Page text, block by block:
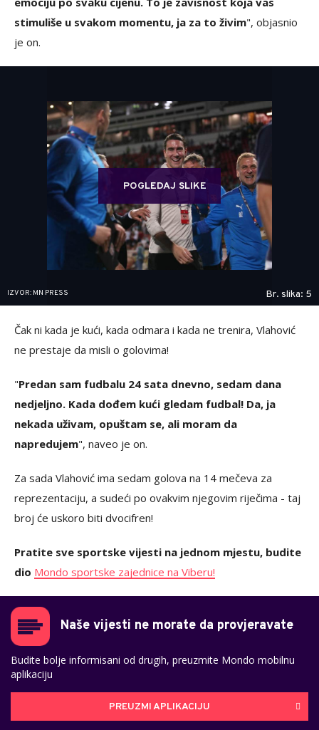
stimuliše u svakom momentu, ja za to živim", objasnio
je on.
POGLEDAJ SLIKE
IZVOR: MN PRESS Br. slika: 5
Čak ni kada je kući, kada odmara i kada ne trenira, Vlahović
ne prestaje da misli o golovima!
"Predan sam fudbalu 24 sata dnevno, sedam dana
nedjeljno. Kada dođem kući gledam fudbal! Da, ja
nekada uživam, opuštam se, ali moram da
napredujem", naveo je on.
Za sada Vlahović ima sedam golova na 14 mečeva za
reprezentaciju, a sudeći po ovakvim njegovim riječima - taj
broj će uskoro biti dvocifren!
Pratite sve sportske vijesti na jednom mjestu, budite
dio Mondo sportske zajednice na Viberu!
Naše vijesti ne morate da provjeravate
Budite bolje informisani od drugih, preuzmite Mondo mobilnu
aplikaciju
PREUZMI APLIKACIJU